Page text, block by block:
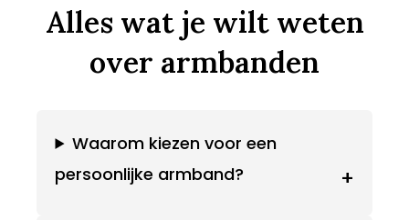
Alles wat je wilt weten
over armbanden
Waarom kiezen voor een
persoonlijke armband?
+